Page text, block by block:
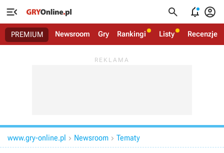
   
PREMIUM Newsroom Gry Rankingi Listy Recenzje
www.gry-online.pl  Newsroom  Tematy